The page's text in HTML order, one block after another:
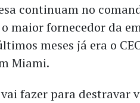
continuam no
maior fornecedor da
meses já era o
Miami.
fazer para destravar